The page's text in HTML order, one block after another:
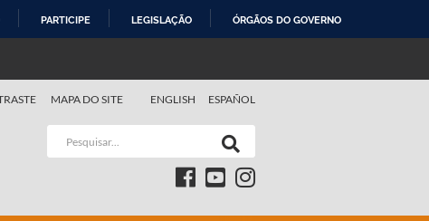
PARTICIPE LEGISLAÇÃO ÓRGÃOS DO GOVERNO
ENGLISH ESPAÑOL
MAPA DO SITE